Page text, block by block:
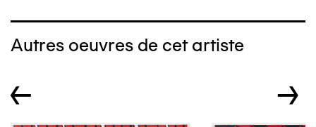
Autres oeuvres de cet artiste
← →